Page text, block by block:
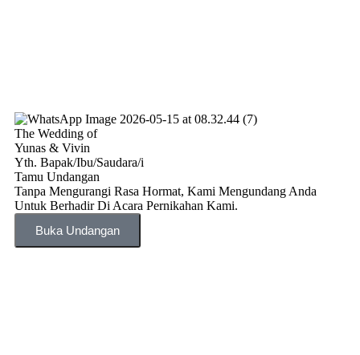
The Wedding of
Yunas & Vivin
Yth. Bapak/Ibu/Saudara/i
Tamu Undangan
Tanpa Mengurangi Rasa Hormat, Kami Mengundang Anda
Untuk Berhadir Di Acara Pernikahan Kami.
Buka Undangan